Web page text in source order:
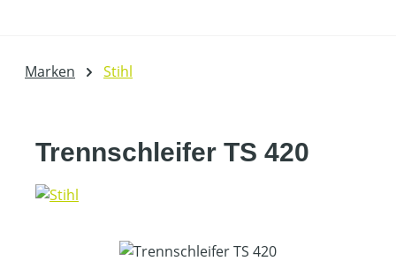
Marken Stihl
Trennschleifer TS 420
Bildergalerie überspringen